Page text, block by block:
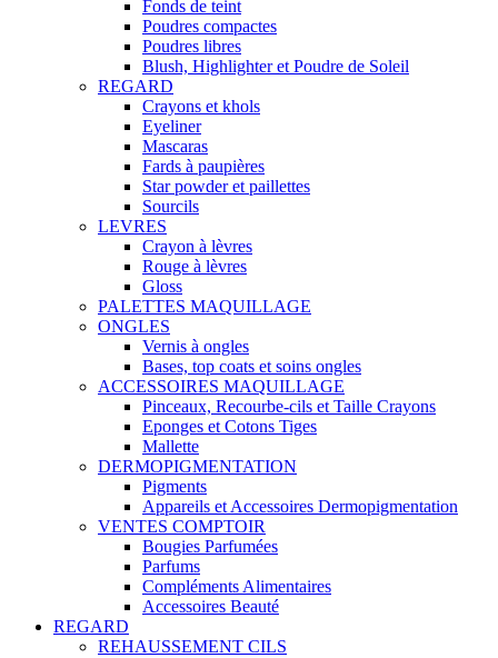
Fonds de teint
Poudres compactes
Poudres libres
Blush, Highlighter et Poudre de Soleil
REGARD
Crayons et khols
Eyeliner
Mascaras
Fards à paupières
Star powder et paillettes
Sourcils
LEVRES
Crayon à lèvres
Rouge à lèvres
Gloss
PALETTES MAQUILLAGE
ONGLES
Vernis à ongles
Bases, top coats et soins ongles
ACCESSOIRES MAQUILLAGE
Pinceaux, Recourbe-cils et Taille Crayons
Eponges et Cotons Tiges
Mallette
DERMOPIGMENTATION
Pigments
Appareils et Accessoires Dermopigmentation
VENTES COMPTOIR
Bougies Parfumées
Parfums
Compléments Alimentaires
Accessoires Beauté
REGARD
REHAUSSEMENT CILS